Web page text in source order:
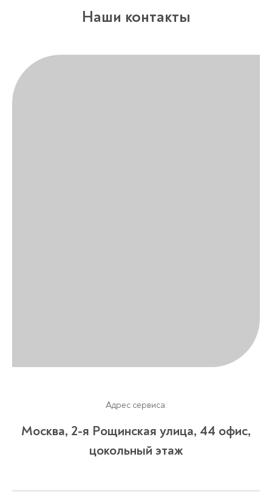
Наши контакты
Адрес сервиса:
Москва, 2-я Рощинская улица, 4​4 офис,
цокольный этаж